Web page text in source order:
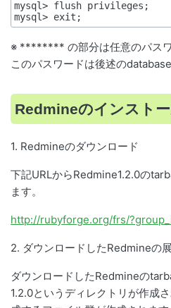
mysql> flush privileges;
※ ******** の部分は任意のパスワ
このパスワードは後述の
Redmineのインスト
1. Redmineのダウンロード
下記URLからRedmine1.2.0の
ます。
http://rubyforge.org/frs/
2. ダウンロードしたRedmineの
ダウンロードしたRedmineの
1.2.0というディレクトリが作成